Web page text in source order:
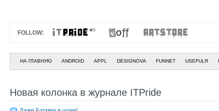
FOLLOW:
НА ГЛАВНУЮ ANDROID APPL DESIGNOVA FUNNET USEFULR
Новая колонка в журнале ITPride